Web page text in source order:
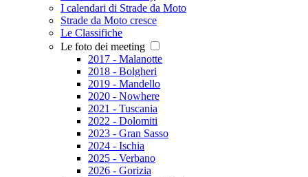
I calendari di Strade da Moto
Strade da Moto cresce
Le Classifiche
Le foto dei meeting
2017 - Malanotte
2018 - Bolgheri
2019 - Mandello
2020 - Nowhere
2021 - Tuscania
2022 - Dolomiti
2023 - Gran Sasso
2024 - Ischia
2025 - Verbano
2026 - Gorizia